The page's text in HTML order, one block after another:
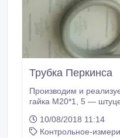
Трубка Перкинса
Производим и
гайка М20*1, 5 —
Безналичный расчет. Гарантия,
требует обязательной
10/08/2018 11:14
Контрольное-